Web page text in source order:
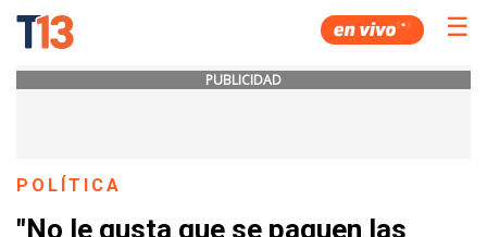
☰
PUBLICIDAD
POLÍTICA
"No le gusta que se paguen las